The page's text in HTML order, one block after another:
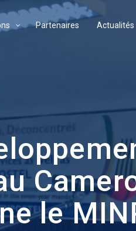
Partenaires Actualités
le